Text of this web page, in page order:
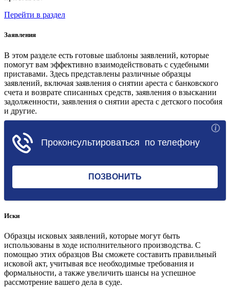
Перейти в раздел
Заявления
В этом разделе есть готовые шаблоны заявлений, которые
помогут вам эффективно взаимодействовать с судебными
приставами. Здесь представлены различные образцы
заявлений, включая заявления о снятии ареста с банковского
счета и возврате списанных средств, заявления о взыскании
задолженности, заявления о снятии ареста с детского пособия
и другие.
Иски
Образцы исковых заявлений, которые могут быть
использованы в ходе исполнительного производства. С
помощью этих образцов Вы сможете составить правильный
исковой акт, учитывая все необходимые требования и
формальности, а также увеличить шансы на успешное
рассмотрение вашего дела в суде.